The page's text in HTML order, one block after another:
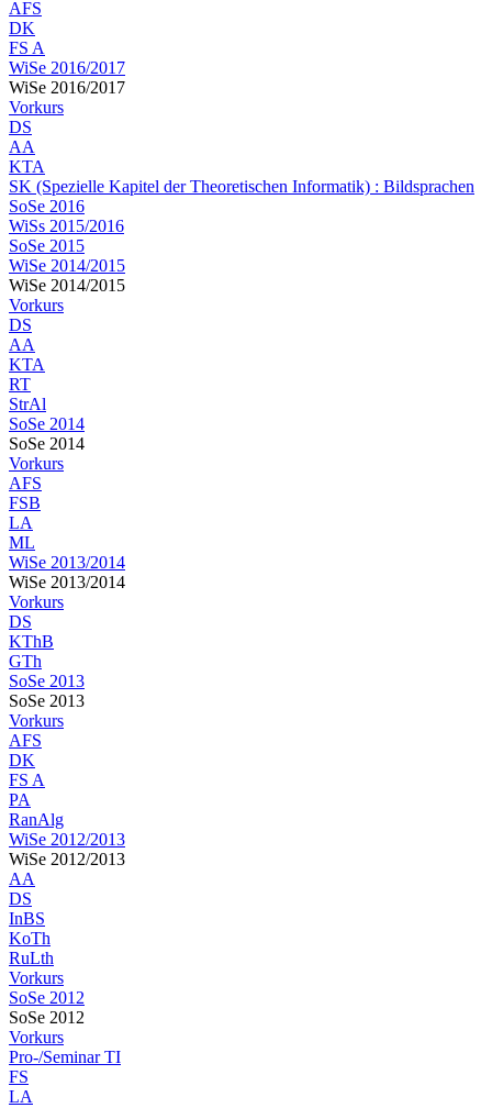
AFS
DK
FS A
WiSe 2016/2017
WiSe 2016/2017
Vorkurs
DS
AA
KTA
SK (Spezielle Kapitel der Theoretischen Informatik) : Bildsprachen
SoSe 2016
WiSs 2015/2016
SoSe 2015
WiSe 2014/2015
WiSe 2014/2015
Vorkurs
DS
AA
KTA
RT
StrAl
SoSe 2014
SoSe 2014
Vorkurs
AFS
FSB
LA
ML
WiSe 2013/2014
WiSe 2013/2014
Vorkurs
DS
KThB
GTh
SoSe 2013
SoSe 2013
Vorkurs
AFS
DK
FS A
PA
RanAlg
WiSe 2012/2013
WiSe 2012/2013
AA
DS
InBS
KoTh
RuLth
Vorkurs
SoSe 2012
SoSe 2012
Vorkurs
Pro-/Seminar TI
FS
LA